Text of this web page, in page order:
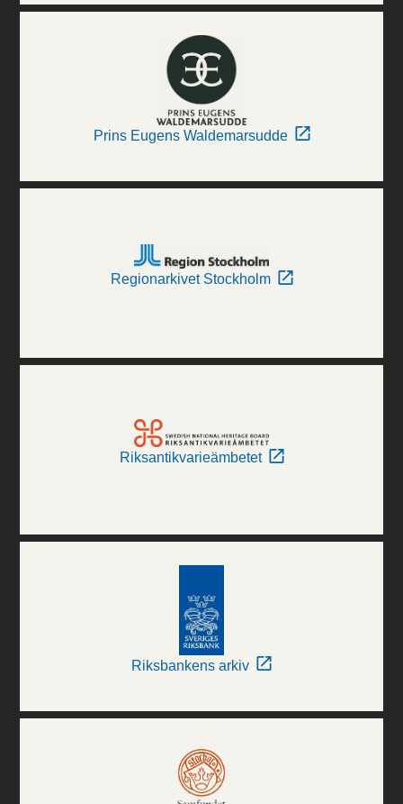
Prins Eugens Waldemarsudde
Regionarkivet Stockholm
Riksantikvarieämbetet
Riksbankens arkiv